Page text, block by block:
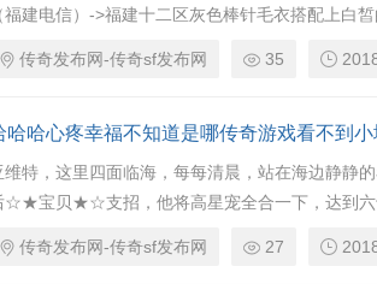
福建电信）->福建十二区灰色棒针毛衣搭配上白
传奇发布网-传奇sf发布网 35
哈哈心疼幸福不知道是哪传奇游戏看不到
维特，这里四面临海，每每清晨，站在海边静静
☆★宝贝★☆支招，他将高星宠全合一下，达到六
传奇发布网-传奇sf发布网 27